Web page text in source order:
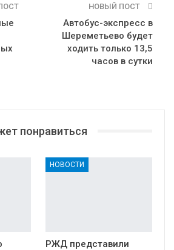
НОВЫЙ ПОСТ
Автобус-экспресс в
Шереметьево будет
ходить только 13,5
часов в сутки
понравиться
НОВОСТИ
РЖД представили